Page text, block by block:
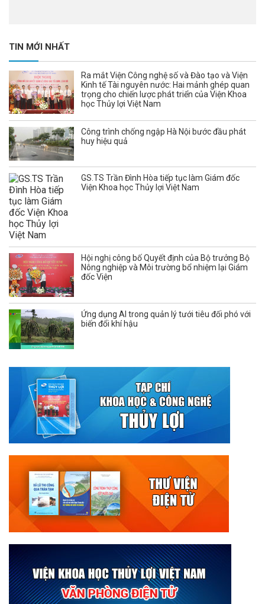
TIN MỚI NHẤT
Ra mắt Viện Công nghệ số và Đào tạo và Viện
Kinh tế Tài nguyên nước: Hai mảnh ghép quan
trọng cho chiến lược phát triển của Viện Khoa
học Thủy lợi Việt Nam
Công trình chống ngập Hà Nội bước đầu phát
huy hiệu quả
GS.TS Trần Đình Hòa tiếp tục làm Giám đốc
Viện Khoa học Thủy lợi Việt Nam
Hội nghị công bố Quyết định của Bộ trưởng Bộ
Nông nghiệp và Môi trường bổ nhiệm lại Giám
đốc Viện
Ứng dụng AI trong quản lý tưới tiêu đối phó với
biến đổi khí hậu